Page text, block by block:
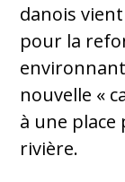
danois
pour la
nouvelle «
à une place
rivière.